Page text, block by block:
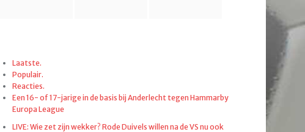
Laatste.
Populair.
Reacties.
Een 16- of 17-jarige in de basis bij Anderlecht tegen Hammarby
Europa League
LIVE: Wie zet zijn wekker? Rode Duivels willen na de VS nu ook